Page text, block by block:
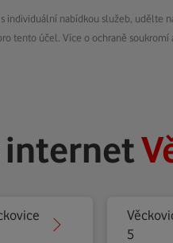
individuální nabídkou služeb,
tento účel. Více o ochraně
internet
5